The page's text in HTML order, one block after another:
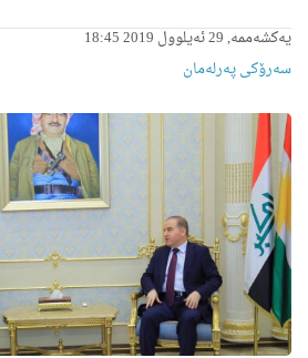
یەکشەممە, 29 ئەیلوول 2019 18:45
سەرۆکی پەرلەمان